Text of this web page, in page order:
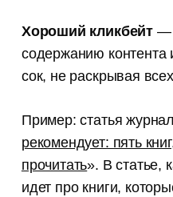
Хороший кликбейт —
содержанию контента
сок, не раскрывая
Пример: статья
рекомендует: пять
прочитать». В статье,
идет про книги,